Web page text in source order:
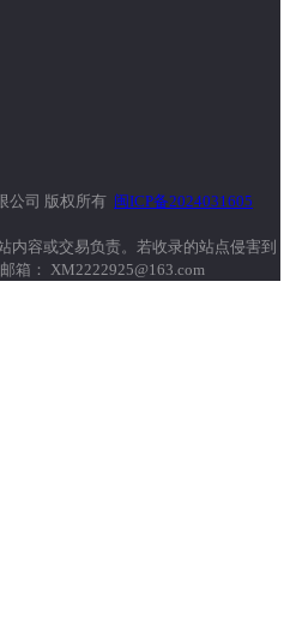
公司 版权所有 闽ICP备2024031605
内容或交易负责。若收录的站点侵害到
箱： XM2222925@163.com